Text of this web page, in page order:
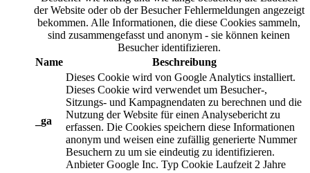
der Website oder ob der Besucher Fehlermeldungen angezeigt
bekommen. Alle Informationen, die diese Cookies sammeln,
sind zusammengefasst und anonym - sie können keinen
Besucher identifizieren.
Name
Beschreibung
_ga
Dieses Cookie wird von Google Analytics installiert.
Dieses Cookie wird verwendet um Besucher-,
Sitzungs- und Kampagnendaten zu berechnen und die
Nutzung der Website für einen Analysebericht zu
erfassen. Die Cookies speichern diese Informationen
anonym und weisen eine zufällig generierte Nummer
Besuchern zu um sie eindeutig zu identifizieren.
Anbieter Google Inc. Typ Cookie Laufzeit 2 Jahre